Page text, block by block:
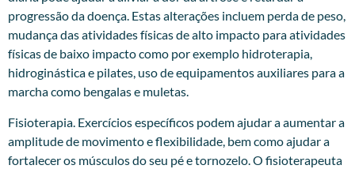
progressão da doença. Estas alterações incluem perda de peso,
mudança das atividades físicas de alto impacto para atividades
físicas de baixo impacto como por exemplo hidroterapia,
hidroginástica e pilates, uso de equipamentos auxiliares para a
marcha como bengalas e muletas.
Fisioterapia. Exercícios específicos podem ajudar a aumentar a
amplitude de movimento e flexibilidade, bem como ajudar a
fortalecer os músculos do seu pé e tornozelo. O fisioterapeuta